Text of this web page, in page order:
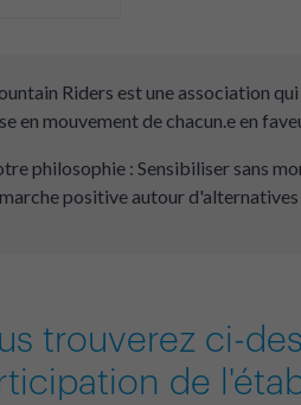
Riders est une association
en mouvement de chacun.e en
philosophie : Sensibiliser sans
positive autour
trouverez ci-
de